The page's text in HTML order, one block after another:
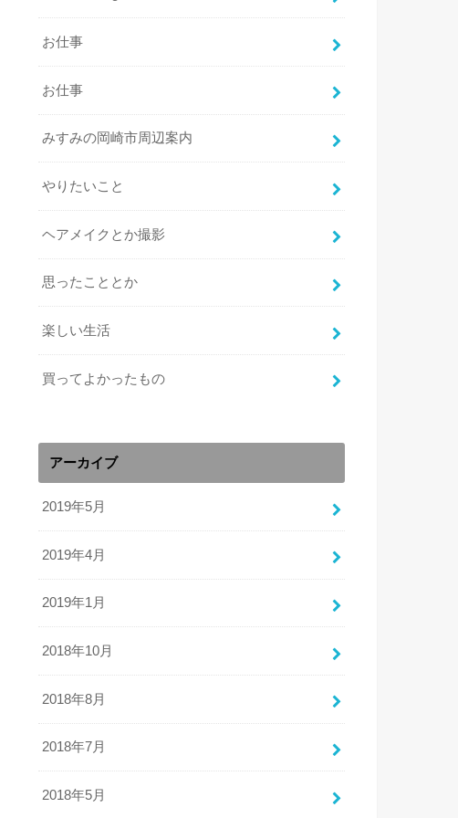
お仕事
お仕事
みすみの岡崎市周辺案内
やりたいこと
ヘアメイクとか撮影
思ったこととか
楽しい生活
買ってよかったもの
アーカイブ
2019年5月
2019年4月
2019年1月
2018年10月
2018年8月
2018年7月
2018年5月